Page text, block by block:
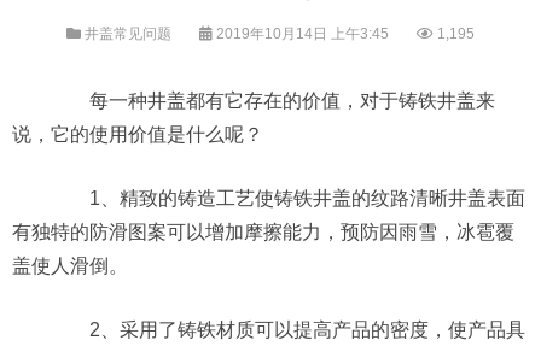
井盖常见问题 2019年10月14日 上午3:45 1,195
每一种井盖都有它存在的价值，对于铸铁井盖来
说，它的使用价值是什么呢？
1、精致的铸造工艺使铸铁井盖的纹路清晰井盖表面
有独特的防滑图案可以增加摩擦能力，预防因雨雪，冰雹覆
盖使人滑倒。
2、采用了铸铁材质可以提高产品的密度，使产品具